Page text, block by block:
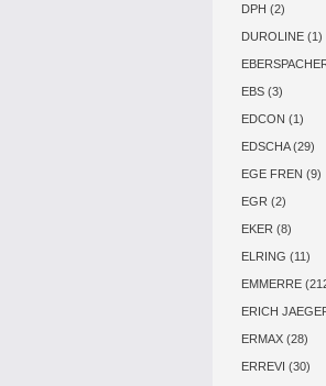
DPH (2)
DUROLINE (1)
EBS (3)
EDCON (1)
EDSCHA (29)
EGE FREN (9)
EGR (2)
EKER (8)
ELRING (11)
EMMERRE
ERICH
ERMAX (28)
ERREVI (30)